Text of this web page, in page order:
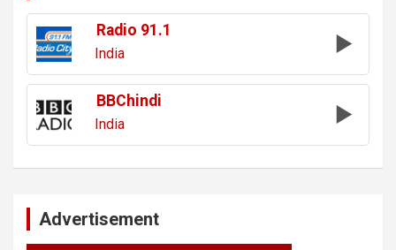
Radio 91.1
India
BBChindi
India
Advertisement